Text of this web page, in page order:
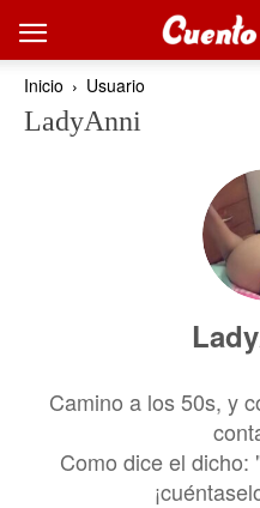
Inicio Usuario
LadyAnni
Camino a los 50s, y
Como dice el dicho: